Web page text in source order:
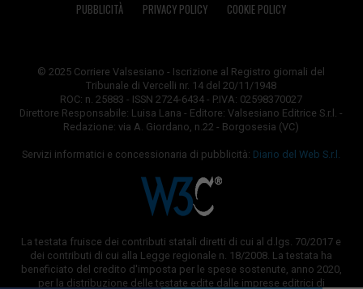
PUBBLICITÀ PRIVACY POLICY COOKIE POLICY
© 2025 Corriere Valsesiano - Iscrizione al Registro giornali del
Tribunale di Vercelli nr. 14 del 20/11/1948
ROC: n. 25883 - ISSN 2724-6434 - P.IVA: 02598370027
Direttore Responsabile: Luisa Lana - Editore: Valsesiano Editrice S.r.l. -
Redazione: via A. Giordano, n.22 - Borgosesia (VC)
Servizi informatici e concessionaria di pubblicità: Diario del Web S.r.l.
La testata fruisce dei contributi statali diretti di cui al d.lgs. 70/2017 e
dei contributi di cui alla Legge regionale n. 18/2008. La testata ha
beneficiato del credito d'imposta per le spese sostenute, anno 2020,
per la distribuzione delle testate edite dalle imprese editrici di